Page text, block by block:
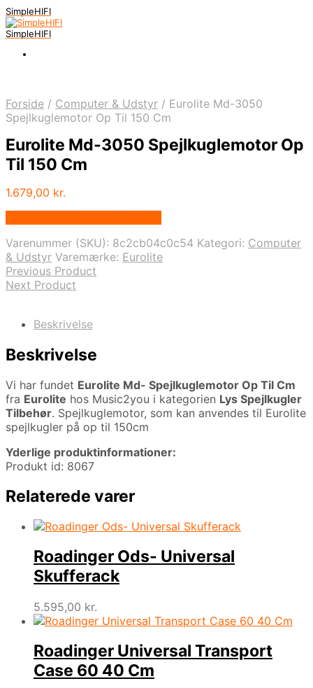
SimpleHIFI
SimpleHIFI
Forside / Computer & Udstyr / Eurolite Md-3050
Spejlkuglemotor Op Til 150 Cm
Eurolite Md-3050 Spejlkuglemotor Op
Til 150 Cm
1.679,00 kr.
Varenummer (SKU): 8c2cb04c0c54 Kategori: Computer
& Udstyr Varemærke: Eurolite
Previous Product
Next Product
Beskrivelse
Beskrivelse
Vi har fundet Eurolite Md- Spejlkuglemotor Op Til Cm
fra Eurolite hos Music2you i kategorien Lys Spejlkugler
Tilbehør. Spejlkuglemotor, som kan anvendes til Eurolite
spejlkugler på op til 150cm
Yderlige produktinformationer:
Produkt id: 8067
Relaterede varer
Roadinger Ods- Universal
Skufferack
5.595,00 kr.
Roadinger Universal Transport
Case 60 40 Cm